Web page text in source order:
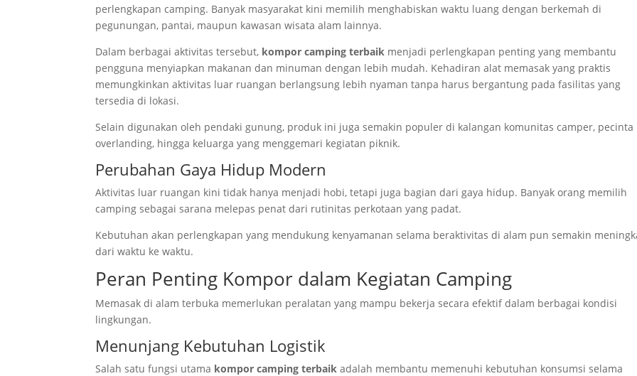
perlengkapan camping. Banyak masyarakat kini memilih menghabiskan waktu luang dengan berkemah di
pegunungan, pantai, maupun kawasan wisata alam lainnya.
Dalam berbagai aktivitas tersebut, kompor camping terbaik menjadi perlengkapan penting yang membantu
pengguna menyiapkan makanan dan minuman dengan lebih mudah. Kehadiran alat memasak yang praktis
memungkinkan aktivitas luar ruangan berlangsung lebih nyaman tanpa harus bergantung pada fasilitas yang
tersedia di lokasi.
Selain digunakan oleh pendaki gunung, produk ini juga semakin populer di kalangan komunitas camper, pecinta
overlanding, hingga keluarga yang menggemari kegiatan piknik.
Perubahan Gaya Hidup Modern
Aktivitas luar ruangan kini tidak hanya menjadi hobi, tetapi juga bagian dari gaya hidup. Banyak orang memilih
camping sebagai sarana melepas penat dari rutinitas perkotaan yang padat.
Kebutuhan akan perlengkapan yang mendukung kenyamanan selama beraktivitas di alam pun semakin
dari waktu ke waktu.
Peran Penting Kompor dalam Kegiatan Camping
Memasak di alam terbuka memerlukan peralatan yang mampu bekerja secara efektif dalam berbagai kondisi
lingkungan.
Menunjang Kebutuhan Logistik
Salah satu fungsi utama kompor camping terbaik adalah membantu memenuhi kebutuhan konsumsi selama